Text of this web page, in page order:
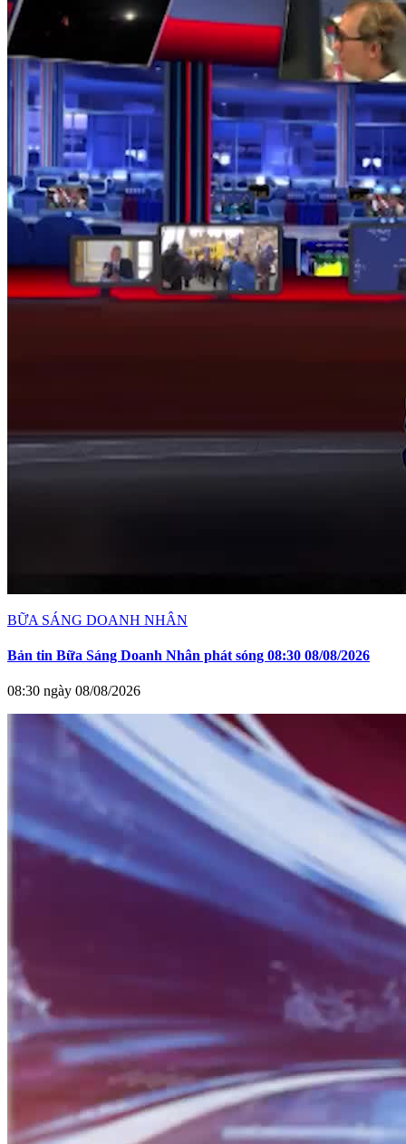
BỮA SÁNG DOANH NHÂN
Bản tin Bữa Sáng Doanh Nhân phát sóng 08:30 08/08/2026
08:30 ngày 08/08/2026